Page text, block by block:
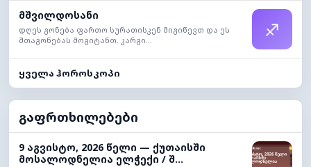
მშვილდოსანი
დღეს გონება ფართო სურათისკენ მიგიწევთ და ეს
შთაგონებას მოგიტანთ. კარგი...
♐
ყველა ჰოროსკოპი
გაფრთხილებები
9 აგვისტო, 2026 წელი — ქუთაისში
მოსალოდნელია ელჭექი / შ...